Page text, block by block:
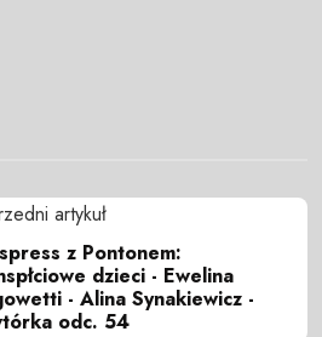
artykuł
z Pontonem:
dzieci - Ewelina
- Alina Synakiewicz -
odc. 54